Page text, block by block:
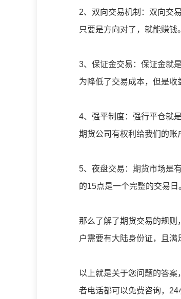
2、双向交易机制：双向交
只要是方向对了，就能赚钱。
3、保证金交易：保证金就
为降低了交易成本，但是收
4、强平制度：强行平仓就
期货公司有权利给我们的账
5、夜盘交易：期货市场是
的15点是一个完整的交易日
那么了解了期货交易的规
户需要有大陆身份证，且满
以上就是关于您问题的答
者电话都可以免费咨询，24